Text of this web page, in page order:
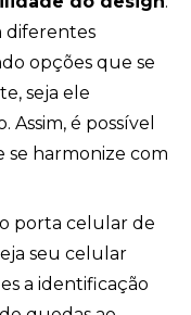
diferentes
opções que se
seja ele
Assim, é possível
harmonize com
porta celular de
seu celular
a identificação